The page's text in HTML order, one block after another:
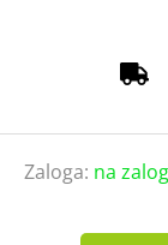
Zaloga: na